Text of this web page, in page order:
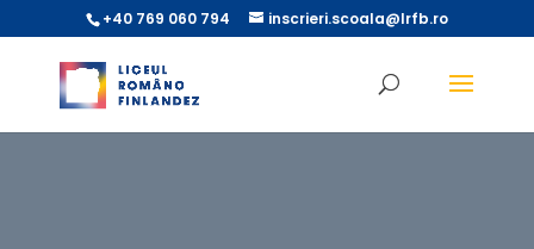
+40 769 060 794 inscrieri.scoala@lrfb.ro